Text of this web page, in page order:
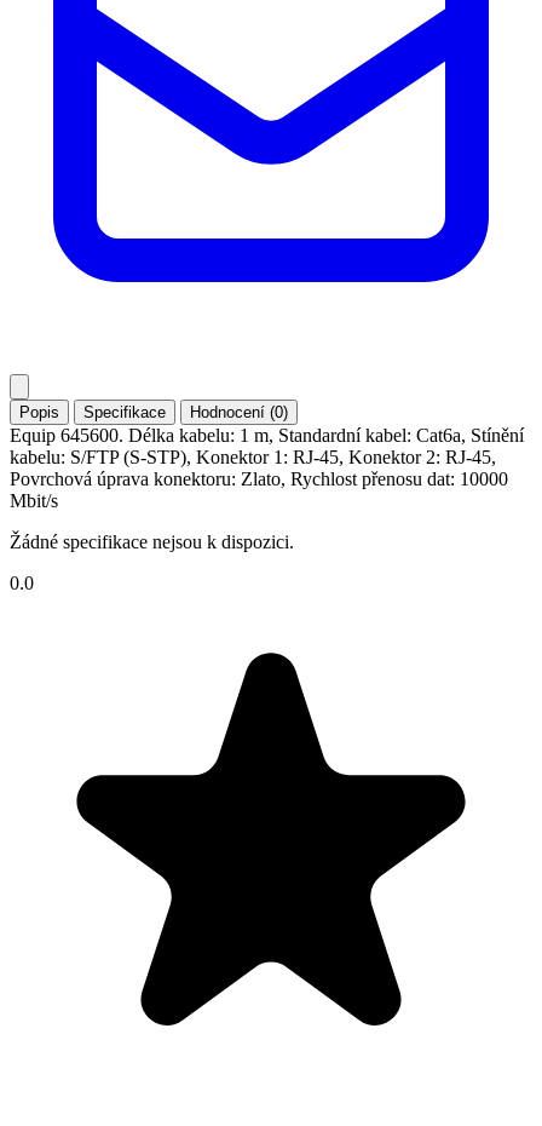
Popis Specifikace Hodnocení (0)
Equip 645600. Délka kabelu: 1 m, Standardní kabel: Cat6a, Stínění
kabelu: S/FTP (S-STP), Konektor 1: RJ-45, Konektor 2: RJ-45,
Povrchová úprava konektoru: Zlato, Rychlost přenosu dat: 10000
Mbit/s
Žádné specifikace nejsou k dispozici.
0.0